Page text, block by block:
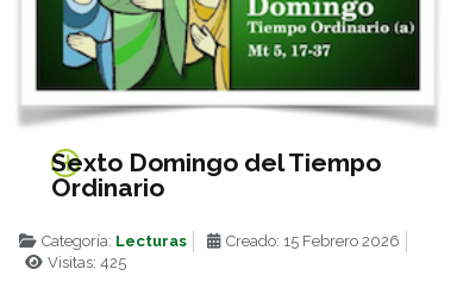
Sexto Domingo del Tiempo
Ordinario
Categoría: Lecturas
Creado: 15 Febrero 2026
Visitas: 425